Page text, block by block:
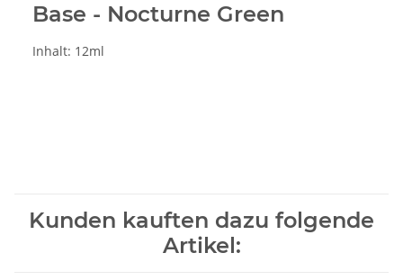
Base - Nocturne Green
Inhalt: 12ml
Kunden kauften dazu folgende
Artikel: